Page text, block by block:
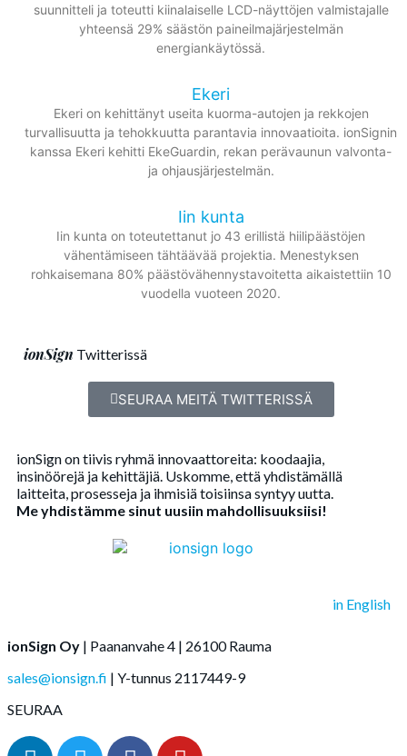
suunnitteli ja toteutti kiinalaiselle LCD-näyttöjen valmistajalle
yhteensä 29% säästön paineilmajärjestelmän
energiankäytössä.
Ekeri
Ekeri on kehittänyt useita kuorma-autojen ja rekkojen
turvallisuutta ja tehokkuutta parantavia innovaatioita. ionSignin
kanssa Ekeri kehitti EkeGuardin, rekan perävaunun valvonta-
ja ohjausjärjestelmän.
Iin kunta
Iin kunta on toteutettanut jo 43 erillistä hiilipäästöjen
vähentämiseen tähtäävää projektia. Menestyksen
rohkaisemana 80% päästövähennystavoitetta aikaistettiin 10
vuodella vuoteen 2020.
ionSign Twitterissä
SEURAA MEITÄ TWITTERISSÄ
ionSign on tiivis ryhmä innovaattoreita: koodaajia,
insinöörejä ja kehittäjiä. Uskomme, että yhdistämällä
laitteita, prosesseja ja ihmisiä toisiinsa syntyy uutta.
Me yhdistämme sinut uusiin mahdollisuuksiisi!
in English
ionSign Oy | Paananvahe 4 | 26100 Rauma
sales@ionsign.fi | Y-tunnus 2117449-9
SEURAA